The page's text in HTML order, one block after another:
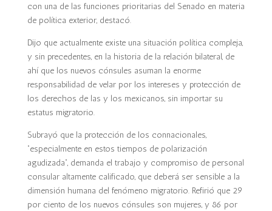
con una de las funciones prioritarias del Senado en materia
de política exterior, destacó.
Dijo que actualmente existe una situación política compleja,
y sin precedentes, en la historia de la relación bilateral, de
ahí que los nuevos cónsules asuman la enorme
responsabilidad de velar por los intereses y protección de
los derechos de las y los mexicanos, sin importar su
estatus migratorio.
Subrayó que la protección de los connacionales,
“especialmente en estos tiempos de polarización
agudizada”, demanda el trabajo y compromiso de personal
consular altamente calificado, que deberá ser sensible a la
dimensión humana del fenómeno migratorio. Refirió que 29
por ciento de los nuevos cónsules son mujeres, y 86 por